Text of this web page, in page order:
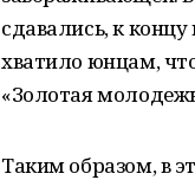
сдавались, к
хватило юнцам,
«Золотая
Таким образом, в